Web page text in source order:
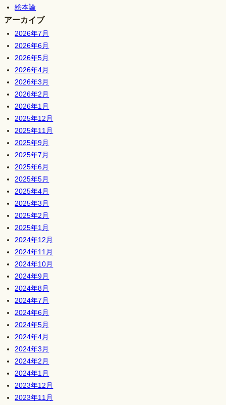
絵本論
アーカイブ
2026年7月
2026年6月
2026年5月
2026年4月
2026年3月
2026年2月
2026年1月
2025年12月
2025年11月
2025年9月
2025年7月
2025年6月
2025年5月
2025年4月
2025年3月
2025年2月
2025年1月
2024年12月
2024年11月
2024年10月
2024年9月
2024年8月
2024年7月
2024年6月
2024年5月
2024年4月
2024年3月
2024年2月
2024年1月
2023年12月
2023年11月